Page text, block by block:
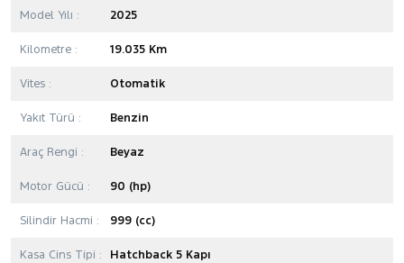
Model Yılı : 2025
Kilometre : 19.035 Km
Vites : Otomatik
Yakıt Türü : Benzin
Araç Rengi : Beyaz
Motor Gücü : 90 (hp)
Silindir Hacmi : 999 (cc)
Kasa Cins Tipi : Hatchback 5 Kapı